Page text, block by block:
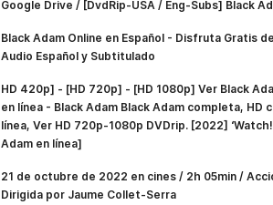
Google Drive / [DvdRip-USA / Eng-Subs] Black
Black Adam Online en Español - Disfruta Gratis
Audio Español y Subtitulado
HD 420p] - [HD 720p] - [HD 1080p] Ver Black
en línea - Black Adam Black Adam completa, HD
línea, Ver HD 720p-1080p DVDrip. [2022]
Adam en línea]
21 de octubre de 2022 en cines / 2h 05min /
Dirigida por Jaume Collet-Serra